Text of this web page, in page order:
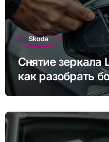
Skoda
Снятие
как разобрать
снять